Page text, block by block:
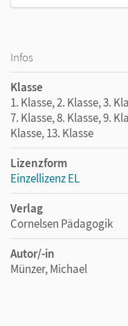
Infos
Klasse
1. Klasse, 2. Klasse, 3.
7. Klasse, 8. Klasse, 9.
Klasse, 13. Klasse
Lizenzform
Einzellizenz EL
Verlag
Cornelsen Pädagogik
Autor/-in
Münzer, Michael